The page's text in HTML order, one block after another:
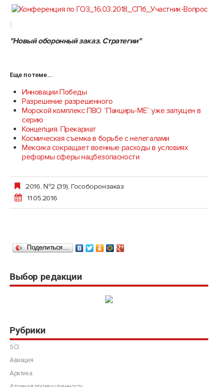
"Новый оборонный заказ. Стратегии"
Еще по теме...
Инновации Победы
Разрешение разрешенного
Морской комплекс ПВО “Панцирь-МЕ” уже запущен в
серию
Концепция. Прекариат
Космическая съемка в борьбе с нелегалами
Мексика сокращает военные расходы в условиях
реформы сферы нацбезопасности
2016, №2 (39),Гособоронзаказ
11.05.2016
Поделиться…
Выбор редакции
Рубрики
SCI.
Авиация
Арктика